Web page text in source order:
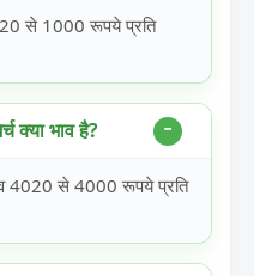
से 1000 रूपये प्रति
क्या भाव है?
4020 से 4000 रूपये प्रति